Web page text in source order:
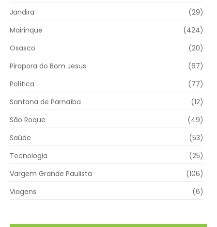
Jandira
(29)
Mairinque
(424)
Osasco
(20)
Pirapora do Bom Jesus
(67)
Política
(77)
Santana de Parnaíba
(12)
São Roque
(49)
Saúde
(53)
Tecnologia
(25)
Vargem Grande Paulista
(106)
Viagens
(6)